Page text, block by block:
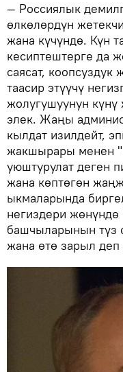
— Россиялык
өлкөлөрдүн
жана күчүндө. Күн
кесиптештерге да
саясат,
таасир этүүчү
жолугушуунун
элек. Жаңы
кылдат изилдейт,
жакшырары менен
уюштурулат деген
жана көптөгөн
ыкмаларында
негиздери
башчыларынын түз
жана өтө зарыл деп